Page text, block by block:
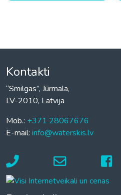
Kontakti
“Smilgas”, Jūrmala,
LV-2010, Latvija
Mob.: +371 28067676
E-mail: info@waterskis.lv